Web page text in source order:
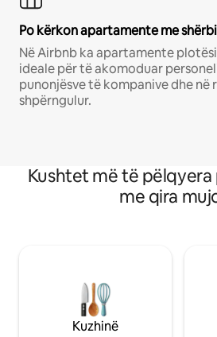
Po kërkon apartamente me
Në Airbnb ka apartamente
ideale për të akomoduar
punonjësve të kompanive dhe në
shpërngulur.
Kushtet më të
me qira
Kuzhinë